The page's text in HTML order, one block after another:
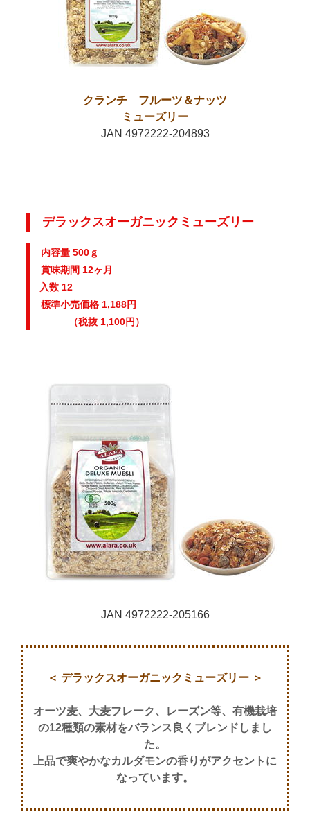
クランチ フルーツ＆ナッツ
ミューズリー
JAN 4972222-204893
デラックスオーガニックミューズリー
内容量 500ｇ
賞味期間 12ヶ月
入数 12
標準小売価格 1,188円
（税抜 1,100円）
JAN 4972222-205166
＜ デラックスオーガニックミューズリー ＞
オーツ麦、大麦フレーク、レーズン等、 有機栽培
の12種類の素材をバランス良くブレンドしまし
た。
上品で爽やかなカルダモンの香りがアクセントに
なっています。